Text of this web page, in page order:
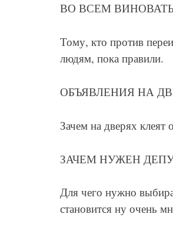
ВО ВСЕМ
Тому, кто против
людям, пока правили.
ОБЪЯВЛЕНИЯ НА
Зачем на дверях
ЗАЧЕМ НУЖЕН
Для чего нужно
становится ну очень